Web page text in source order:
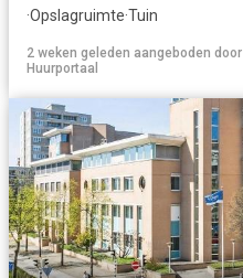
·Opslagruimte·Tuin
2 weken geleden aangeboden door
Huurportaal